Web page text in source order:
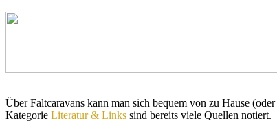
Über Faltcaravans kann man sich bequem von zu Hause
Kategorie Literatur & Links sind bereits viele Quellen notiert.